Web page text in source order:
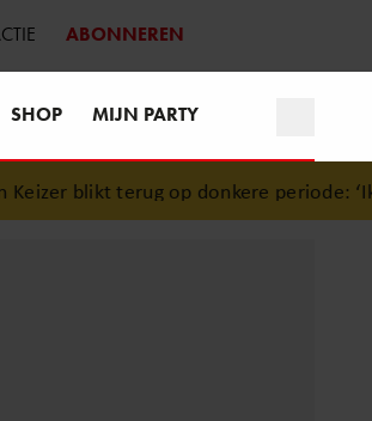
ABONNEREN
SHOP MIJN PARTY
op donkere periode: ‘Ik was een